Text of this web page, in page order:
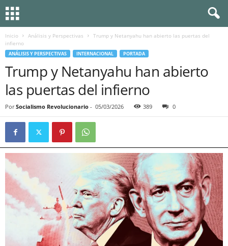
Inicio Análisis y Perspectivas
Trump y Netanyahu han abierto las puertas del
infierno
ANÁLISIS Y PERSPECTIVAS INTERNACIONAL PORTADA
Trump y Netanyahu han abierto
las puertas del infierno
Por Socialismo Revolucionario - 05/03/2026 389 0